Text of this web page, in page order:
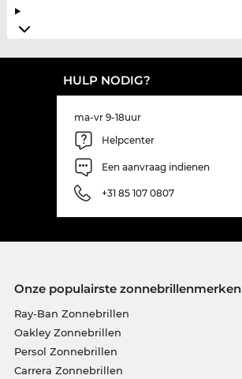
HULP NODIG?
ma-vr 9-18uur
Helpcenter
Een aanvraag indienen
+31 85 107 0807
Onze populairste zonnebrillenmerken
Ray-Ban Zonnebrillen
Oakley Zonnebrillen
Persol Zonnebrillen
Carrera Zonnebrillen